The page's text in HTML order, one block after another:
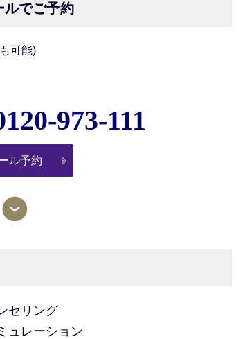
ルでご予約
可能)
973-111
ル予約
セリング
ュレーション